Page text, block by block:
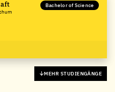
Bachelor of Science
MEHR STUDIENGÄNGE